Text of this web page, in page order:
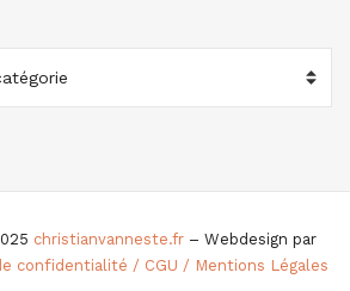
christianvanneste.fr– Webdesign par
confidentialité / CGU / Mentions Légales